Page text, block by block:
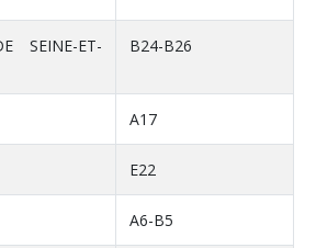
SEINE-ET-
B24-B26
A17
E22
A6-B5